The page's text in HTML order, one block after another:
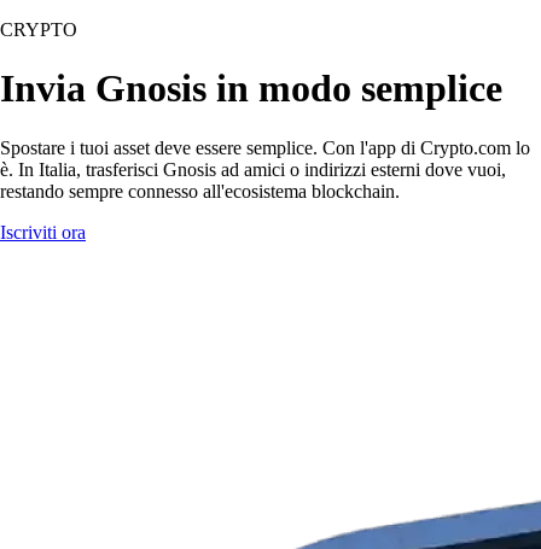
CRYPTO
Invia Gnosis in modo semplice
Spostare i tuoi asset deve essere semplice. Con l'app di Crypto.com lo
è. In Italia, trasferisci Gnosis ad amici o indirizzi esterni dove vuoi,
restando sempre connesso all'ecosistema blockchain.
Iscriviti ora